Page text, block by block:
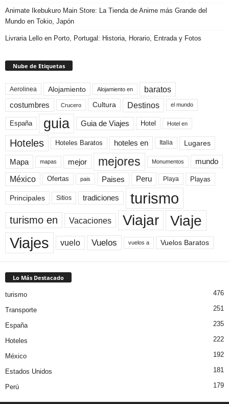
Animate Ikebukuro Main Store: La Tienda de Anime más Grande del
Mundo en Tokio, Japón
Livraria Lello en Porto, Portugal: Historia, Horario, Entrada y Fotos
Nube de Etiquetas
Aerolinea Alojamiento Alojamiento en baratos
costumbres Crucero Cultura Destinos el mundo
España guia Guia de Viajes Hotel Hotel en
Hoteles Hoteles Baratos hoteles en Italia Lugares
Mapa mapas mejor mejores Monumentos mundo
México Ofertas pais Paises Peru Playa Playas
Principales Sitios tradiciones turismo
turismo en Vacaciones Viajar Viaje
Viajes vuelo Vuelos vuelos a Vuelos Baratos
Lo Más Destacado
turismo 476
Transporte 251
España 235
Hoteles 222
México 192
Estados Unidos 181
Perú 179